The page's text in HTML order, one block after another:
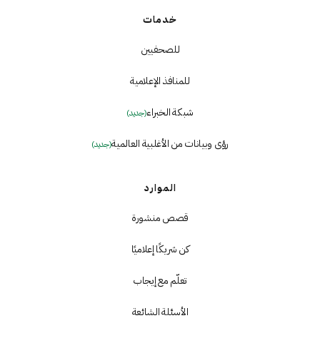
خدمات
للصحفيين
للمنافذ الإعلامية
شبكة الخبراء(جديد)
رؤى وبيانات من الأغلبية العالمية(جديد)
الموارد
قصص منشورة
كن شريكًا إعلاميًا
تعلّم مع إيجاب
الأسئلة الشائعة